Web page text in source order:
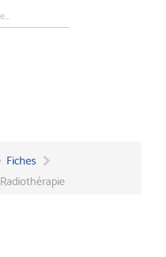
Fiches
Radiothérapie